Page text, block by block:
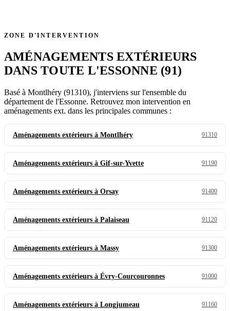
ZONE D'INTERVENTION
AMÉNAGEMENTS EXTÉRIEURS
DANS TOUTE L'ESSONNE (91)
Basé à Montlhéry (91310), j'interviens sur l'ensemble du
département de l'Essonne. Retrouvez mon intervention en
aménagements ext. dans les principales communes :
Aménagements extérieurs à Montlhéry 91310
Aménagements extérieurs à Gif-sur-Yvette 91190
Aménagements extérieurs à Orsay 91400
Aménagements extérieurs à Palaiseau 91120
Aménagements extérieurs à Massy 91300
Aménagements extérieurs à Évry-Courcouronnes 91000
Aménagements extérieurs à Longjumeau 91160